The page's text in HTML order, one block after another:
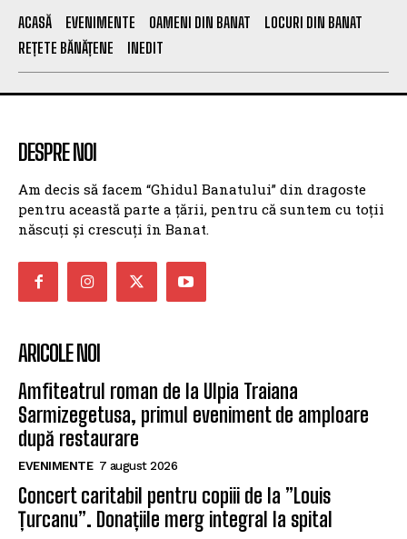
ACASĂ EVENIMENTE OAMENI DIN BANAT
LOCURI DIN BANAT
REȚETE BĂNĂȚENE
INEDIT
DESPRE NOI
Am decis să facem “Ghidul Banatului” din dragoste
pentru această parte a țării, pentru că suntem cu toții
născuți și crescuți în Banat.
ARICOLE NOI
Amfiteatrul roman de la Ulpia Traiana
Sarmizegetusa, primul eveniment de amploare
după restaurare
EVENIMENTE 7 august 2026
Concert caritabil pentru copiii de la ”Louis
Țurcanu”. Donațiile merg integral la spital